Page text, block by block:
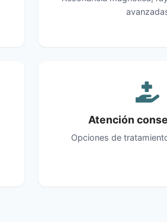
Atención
Opciones de